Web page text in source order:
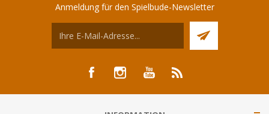
Anmeldung für den Spielbude-Newsletter